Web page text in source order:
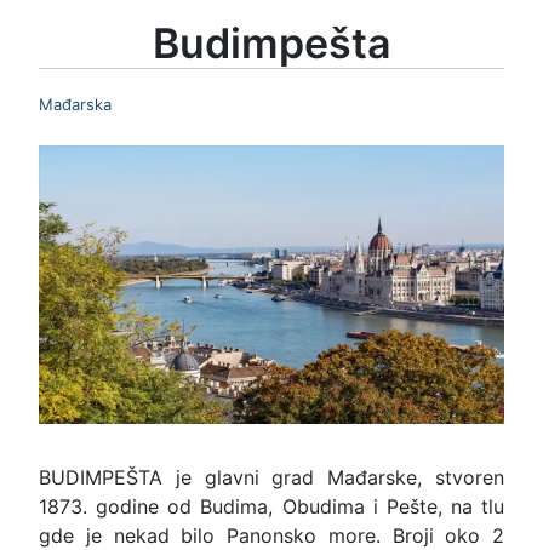
Budimpešta
Mađarska
BUDIMPEŠTA je glavni grad Mađarske, stvoren
1873. godine od Budima, Obudima i Pešte, na tlu
gde je nekad bilo Panonsko more. Broji oko 2